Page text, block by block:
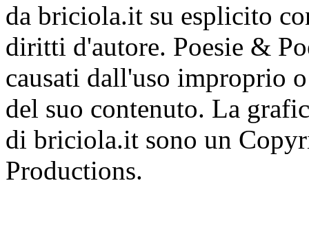
da briciola.it su esplicito
diritti d'autore. Poesie &
causati dall'uso improprio
del suo contenuto. La
di briciola.it sono un
Productions.